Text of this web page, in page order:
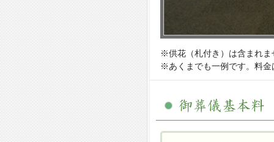
※供花（札付き）は含まれま
※あくまでも一例です。料金